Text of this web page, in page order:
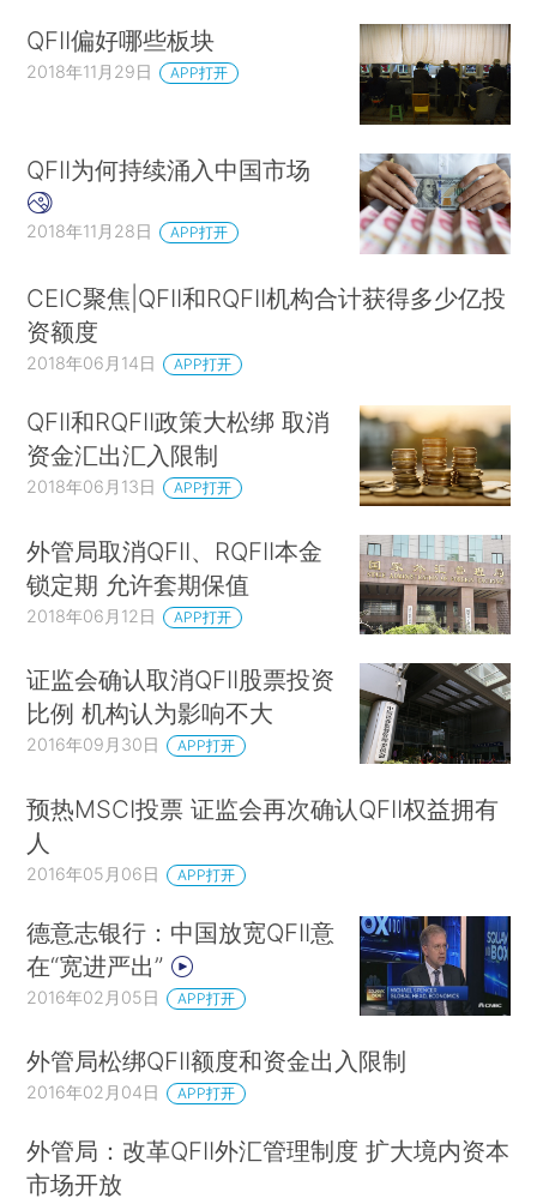
QFII偏好哪些板块
2018年11月29日 APP打开
QFII为何持续涌入中国市场
2018年11月28日 APP打开
CEIC聚焦|QFII和RQFII机构合计获得多少亿投
资额度
2018年06月14日 APP打开
QFII和RQFII政策大松绑 取消
资金汇出汇入限制
2018年06月13日 APP打开
外管局取消QFII、RQFII本金
锁定期 允许套期保值
2018年06月12日 APP打开
证监会确认取消QFII股票投资
比例 机构认为影响不大
2016年09月30日 APP打开
预热MSCI投票 证监会再次确认QFII权益拥有
人
2016年05月06日 APP打开
德意志银行：中国放宽QFII意
在“宽进严出”
2016年02月05日 APP打开
外管局松绑QFII额度和资金出入限制
2016年02月04日 APP打开
外管局：改革QFII外汇管理制度 扩大境内资本
市场开放